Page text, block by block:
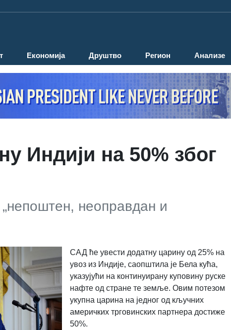
Економија Друштво Регион Анализе
Индији на 50% због
неоправдан и
САД ће увести додатну царину од 25% на
увоз из Индије, саопштила је Бела кућа,
указујући на континуирану куповину руске
нафте од стране те земље. Овим потезом
укупна царина на једног од кључних
америчких трговинских партнера достиже
50%.